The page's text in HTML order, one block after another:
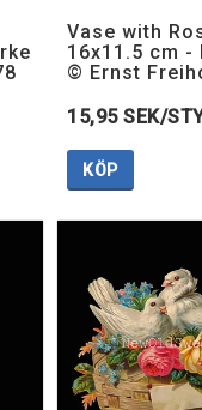
Lägg till i
Lägg till i
Vase with
16x11.5 cm -
© Ernst
15,95 SEK/
KÖP